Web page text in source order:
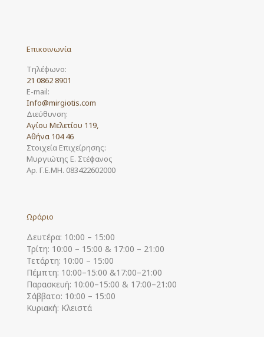
Επικοινωνία
Τηλέφωνο:
21 0862 8901
E-mail:
Info@mirgiotis.com
Διεύθυνση:
Αγίου Μελετίου 119,
Αθήνα 104 46
Στοιχεία Επιχείρησης:
Μυργιώτης Ε. Στέφανος
Αρ. Γ.Ε.ΜΗ. 083422602000
Ωράριο
Δευτέρα: 10:00 – 15:00
Τρίτη: 10:00 – 15:00 & 17:00 – 21:00
Τετάρτη: 10:00 – 15:00
Πέμπτη: 10:00–15:00 &17:00–21:00
Παρασκευή: 10:00–15:00 & 17:00–21:00
Σάββατο: 10:00 – 15:00
Κυριακή: Κλειστά